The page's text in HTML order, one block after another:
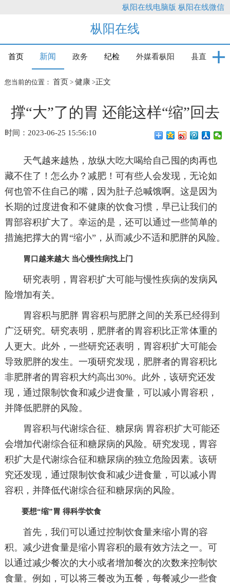
枞阳在线电脑版 枞阳在线微信
枞阳在线
首页 新闻 政务 纪检 外媒看枞阳 县直
您当前的位置： 首页 > 健康>正文
撑“大”了的胃 还能这样“缩”回去
时间：2023-06-25 15:56:10
天气越来越热，放纵大吃大喝给自己囤的肉再也
藏不住了！怎么办？减肥！可有些人会发现，无论如
何也管不住自己的嘴，因为肚子总喊饿啊。这是因为
长期的过度进食和不健康的饮食习惯，早已让我们的
胃部容积扩大了。幸运的是，还可以通过一些简单的
措施把撑大的胃“缩小”，从而减少不适和肥胖的风险。
胃口越来越大 当心慢性病找上门
研究表明，胃容积扩大可能与慢性疾病的发病风
险增加有关。
胃容积与肥胖 胃容积与肥胖之间的关系已经得到
广泛研究。研究表明，肥胖者的胃容积比正常体重的
人更大。此外，一些研究还表明，胃容积扩大可能会
导致肥胖的发生。一项研究发现，肥胖者的胃容积比
非肥胖者的胃容积大约高出30%。此外，该研究还发
现，通过限制饮食和减少进食量，可以减小胃容积，
并降低肥胖的风险。
胃容积与代谢综合征、糖尿病 胃容积扩大可能还
会增加代谢综合征和糖尿病的风险。研究发现，胃容
积扩大是代谢综合征和糖尿病的独立危险因素。该研
究还发现，通过限制饮食和减少进食量，可以减小胃
容积，并降低代谢综合征和糖尿病的风险。
要想“缩”胃 得科学饮食
首先，我们可以通过控制饮食量来缩小胃的容
积。减少进食量是缩小胃容积的最有效方法之一。可
以通过减少餐次的大小或者增加餐次的次数来控制饮
食量。例如，可以将三餐改为五餐，每餐减少一些食